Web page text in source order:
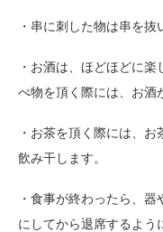
・串に刺した物は串を抜
・お酒は、ほどほどに
べ物を頂く際には、お酒
・お茶を頂く際には、お
飲み干します。
・食事が終わったら、
にしてから退席するよう